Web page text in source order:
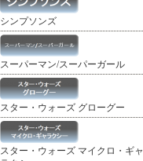
シンプソンズ
スーパーマン/スーパーガール
スター・ウォーズ グローグー
スター・ウォーズ マイクロ・ギャ